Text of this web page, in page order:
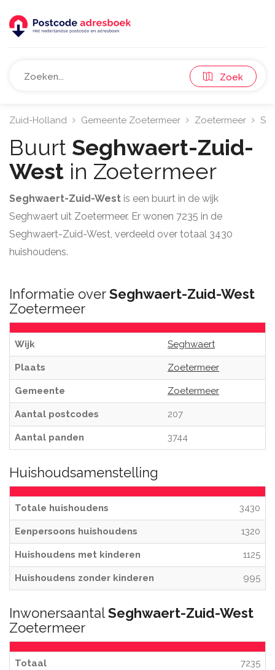
Zoek
Zuid-Holland Gemeente Zoetermeer Zoetermeer
Buurt Seghwaert-Zuid-
West in Zoetermeer
Seghwaert-Zuid-West is een buurt in de wijk
Seghwaert uit Zoetermeer. Er wonen 7235 in de
Seghwaert-Zuid-West, verdeeld over totaal 3430
huishoudens.
Informatie overSeghwaert-Zuid-West
Zoetermeer
Wijk Seghwaert
Plaats Zoetermeer
Gemeente Zoetermeer
Aantal postcodes 207
Aantal panden 3744
Huishoudsamenstelling
Totale huishoudens 3430
Eenpersoons huishoudens 1320
Huishoudens met kinderen 1125
Huishoudens zonder kinderen 995
InwonersaantalSeghwaert-Zuid-West
Zoetermeer
Totaal 7235